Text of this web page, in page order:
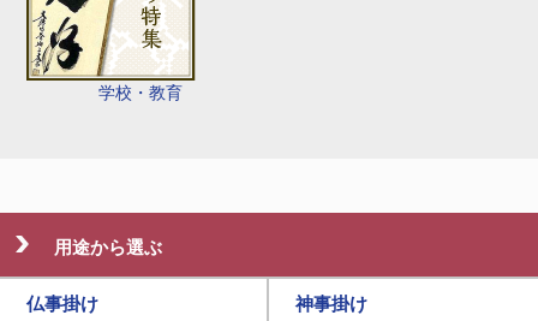
学校・教育
用途から選ぶ
仏事掛け 神事掛け